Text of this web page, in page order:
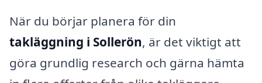
När du börjar planera för din
takläggning i Sollerön, är det viktigt att
göra grundlig research och gärna hämta